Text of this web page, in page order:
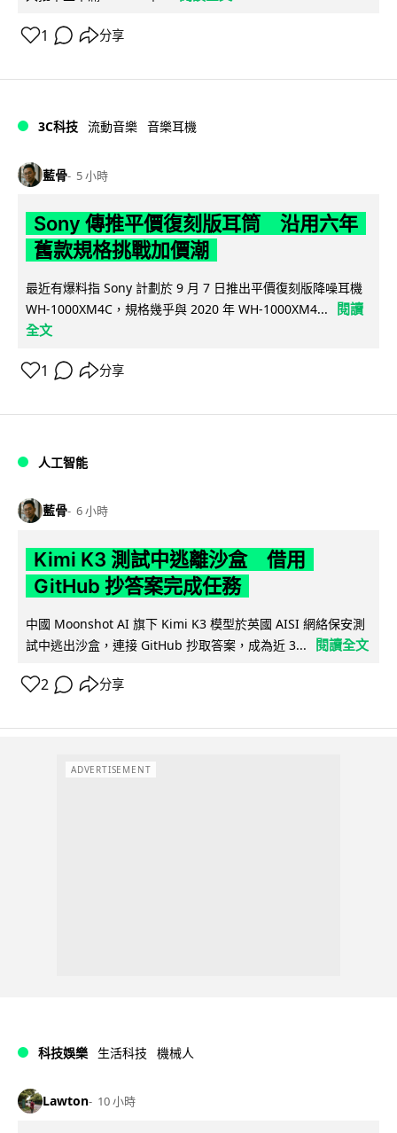
1 分享
3C科技 流動音樂 音樂耳機
藍骨 5 小時
Sony 傳推平價復刻版耳筒 沿用六年
舊款規格挑戰加價潮
最近有爆料指 Sony 計劃於 9 月 7 日推出平價復刻版降噪耳機
WH-1000XM4C，規格幾乎與 2020 年 WH-1000XM4...
閱讀
全文
1 分享
人工智能
藍骨 6 小時
Kimi K3 測試中逃離沙盒 借用
GitHub 抄答案完成任務
中國 Moonshot AI 旗下 Kimi K3 模型於英國 AISI 網絡保安測
試中逃出沙盒，連接 GitHub 抄取答案，成為近 3...
閱讀全文
2 分享
ADVERTISEMENT
科技娛樂 生活科技 機械人
Lawton 10 小時